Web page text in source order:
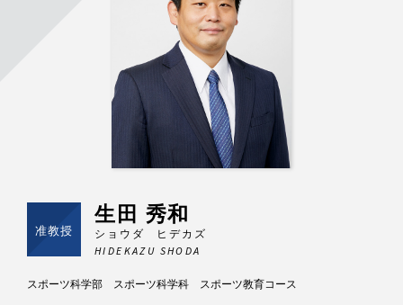
准教授
生田 秀和
ショウダ ヒデカズ
HIDEKAZU SHODA
スポーツ科学部 スポーツ科学科 スポーツ教育コース